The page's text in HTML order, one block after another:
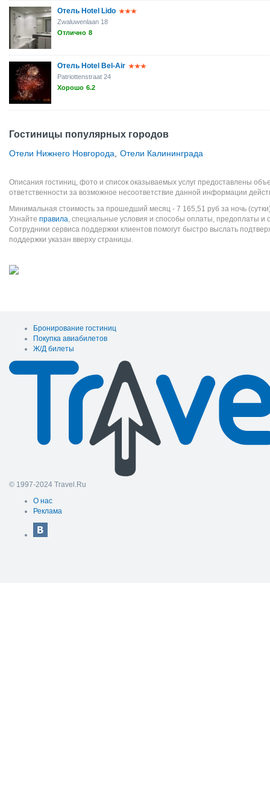
Отель Hotel Lido
Zwaluwenlaan 18
Отлично 8
Отель Hotel Bel-Air
Patriottenstraat 24
Хорошо 6.2
Гостиницы популярных городов
Отели Нижнего Новгорода Отели Калининграда
Описания гостиниц, фото и список оказываемых услуг предоставлены
ответственности за возможное несоответствие данной информации
Минимальная стоимость за прошедший месяц - 7 165,51 руб за ночь
Узнайте правила, специальные условия и способы оплаты, предоплаты и
Сотрудники сервиса поддержки клиентов помогут быстро выслать
поддержки указан вверху страницы.
Бронирование гостиниц
Покупка авиабилетов
Ж/Д билеты
© 1997-2024 Travel.Ru
О нас
Реклама